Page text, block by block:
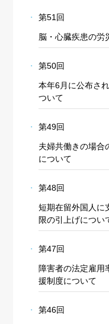
第51回
脳・心臓疾患の労
第50回
本年6月に公布さ
ついて
第49回
夫婦共働きの場合
について
第48回
短期在留外国人に
限の引上げについ
第47回
障害者の法定雇用
援制度について
第46回